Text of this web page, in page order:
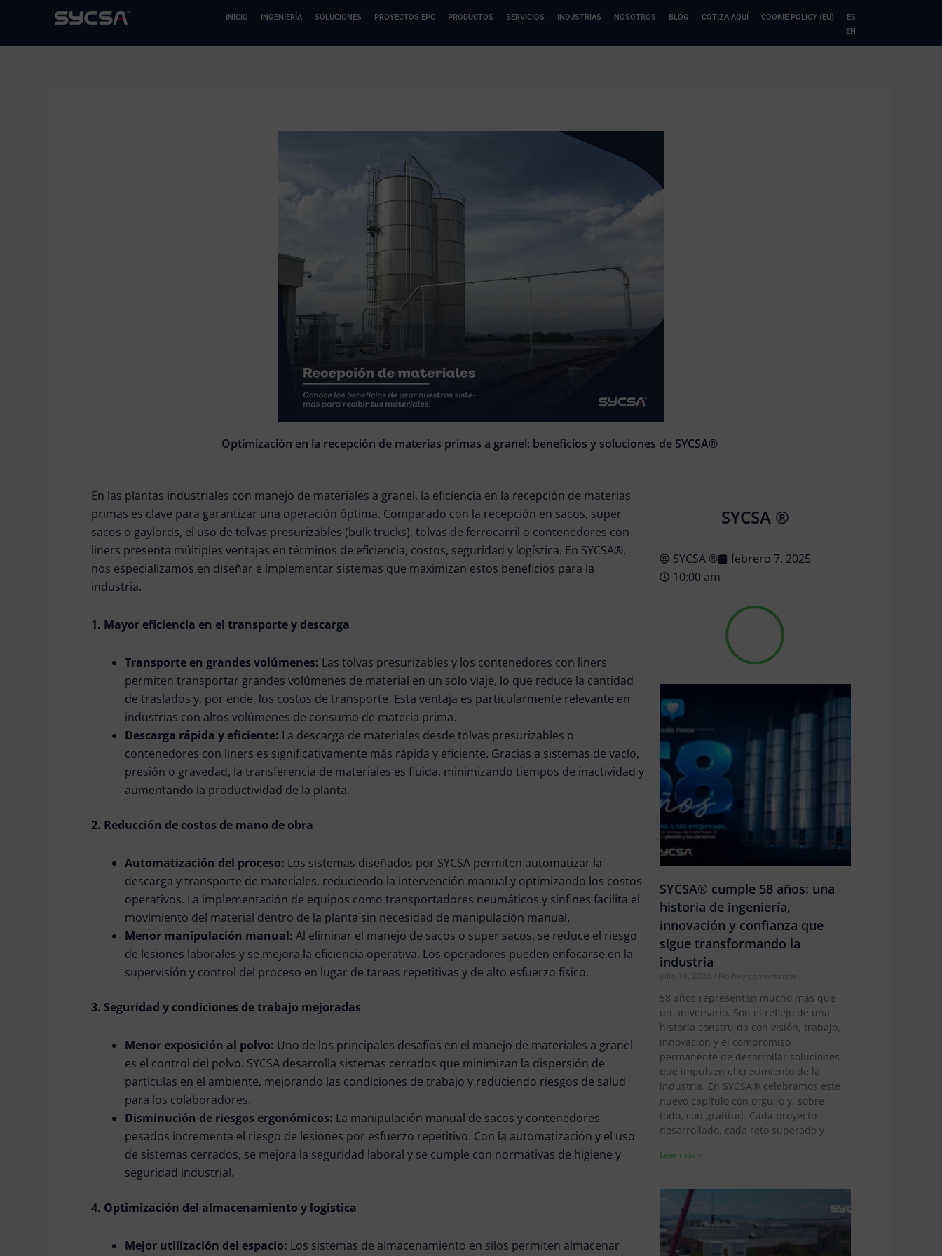
contenido
INICIO INGENIERÍA SOLUCIONES PROYECTOS EPC PRODUCTOS SERVICIOS INDUSTRIAS NOSOTROS BLOG COTIZA AQUÍ COOKIE POLICY (EU)
ES
EN
Optimización en la recepción de materias primas a granel: beneficios y soluciones de SYCSA®
En las plantas industriales con manejo de materiales a granel, la eficiencia en la recepción de materias
primas es clave para garantizar una operación óptima. Comparado con la recepción en sacos, super
sacos o gaylords, el uso de tolvas presurizables (bulk trucks), tolvas de ferrocarril o contenedores con
liners presenta múltiples ventajas en términos de eficiencia, costos, seguridad y logística. En SYCSA®,
nos especializamos en diseñar e implementar sistemas que maximizan estos beneficios para la
industria.
1. Mayor eficiencia en el transporte y descarga
Transporte en grandes volúmenes: Las tolvas presurizables y los contenedores con liners
permiten transportar grandes volúmenes de material en un solo viaje, lo que reduce la cantidad
de traslados y, por ende, los costos de transporte. Esta ventaja es particularmente relevante en
industrias con altos volúmenes de consumo de materia prima.
Descarga rápida y eficiente: La descarga de materiales desde tolvas presurizables o
contenedores con liners es significativamente más rápida y eficiente. Gracias a sistemas de vacío,
presión o gravedad, la transferencia de materiales es fluida, minimizando tiempos de inactividad y
aumentando la productividad de la planta.
2. Reducción de costos de mano de obra
Automatización del proceso: Los sistemas diseñados por SYCSA permiten automatizar la
descarga y transporte de materiales, reduciendo la intervención manual y optimizando los costos
operativos. La implementación de equipos como transportadores neumáticos y sinfines facilita el
movimiento del material dentro de la planta sin necesidad de manipulación manual.
Menor manipulación manual: Al eliminar el manejo de sacos o super sacos, se reduce el riesgo
de lesiones laborales y se mejora la eficiencia operativa. Los operadores pueden enfocarse en la
supervisión y control del proceso en lugar de tareas repetitivas y de alto esfuerzo físico.
3. Seguridad y condiciones de trabajo mejoradas
Menor exposición al polvo: Uno de los principales desafíos en el manejo de materiales a granel
es el control del polvo. SYCSA desarrolla sistemas cerrados que minimizan la dispersión de
partículas en el ambiente, mejorando las condiciones de trabajo y reduciendo riesgos de salud
para los colaboradores.
Disminución de riesgos ergonómicos: La manipulación manual de sacos y contenedores
pesados incrementa el riesgo de lesiones por esfuerzo repetitivo. Con la automatización y el uso
de sistemas cerrados, se mejora la seguridad laboral y se cumple con normativas de higiene y
seguridad industrial.
4. Optimización del almacenamiento y logística
Mejor utilización del espacio: Los sistemas de almacenamiento en silos permiten almacenar
SYCSA ®
SYCSA ®
febrero 7, 2025
10:00 am
SYCSA® cumple 58 años: una
historia de ingeniería,
innovación y confianza que
sigue transformando la
industria
julio 18, 2026 No hay comentarios
58 años representan mucho más que
un aniversario. Son el reflejo de una
historia construida con visión, trabajo,
innovación y el compromiso
permanente de desarrollar soluciones
que impulsen el crecimiento de la
industria. En SYCSA® celebramos este
nuevo capítulo con orgullo y, sobre
todo, con gratitud. Cada proyecto
desarrollado, cada reto superado y
Leer más »